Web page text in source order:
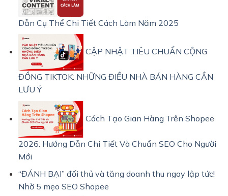
Dẫn Cụ Thể Chi Tiết Cách Làm Năm 2025
CẬP NHẬT TIÊU CHUẨN CỘNG
ĐỒNG TIKTOK: NHỮNG ĐIỀU NHÀ BÁN HÀNG CẦN
LƯU Ý
Cách Tạo Gian Hàng Trên Shopee
2026: Hướng Dẫn Chi Tiết Và Chuẩn SEO Cho Người
Mới
“ĐÁNH BẠI” đối thủ và tăng doanh thu ngay lập tức!
Nhờ 5 mẹo SEO Shopee